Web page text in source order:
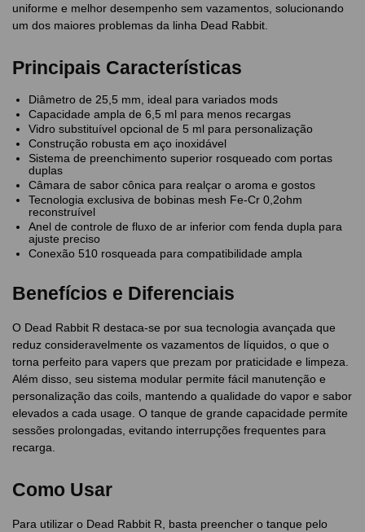
uniforme e melhor desempenho sem vazamentos, solucionando
um dos maiores problemas da linha Dead Rabbit.
Principais Características
Diâmetro de 25,5 mm, ideal para variados mods
Capacidade ampla de 6,5 ml para menos recargas
Vidro substituível opcional de 5 ml para personalização
Construção robusta em aço inoxidável
Sistema de preenchimento superior rosqueado com portas
duplas
Câmara de sabor cônica para realçar o aroma e gostos
Tecnologia exclusiva de bobinas mesh Fe-Cr 0,2ohm
reconstruível
Anel de controle de fluxo de ar inferior com fenda dupla para
ajuste preciso
Conexão 510 rosqueada para compatibilidade ampla
Benefícios e Diferenciais
O Dead Rabbit R destaca-se por sua tecnologia avançada que
reduz consideravelmente os vazamentos de líquidos, o que o
torna perfeito para vapers que prezam por praticidade e limpeza.
Além disso, seu sistema modular permite fácil manutenção e
personalização das coils, mantendo a qualidade do vapor e sabor
elevados a cada usage. O tanque de grande capacidade permite
sessões prolongadas, evitando interrupções frequentes para
recarga.
Como Usar
Para utilizar o Dead Rabbit R, basta preencher o tanque pelo